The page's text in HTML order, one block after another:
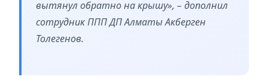
вытянул обратно на крышу», – дополнил
сотрудник ППП ДП Алматы Акберген
Толегенов.